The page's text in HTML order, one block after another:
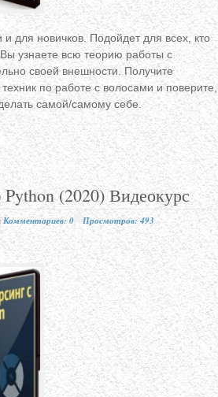
для новичков. Подойдет для всех, кто
узнаете всю теорию работы с
своей внешности. Получите
по работе с волосами и поверите,
самой/самому себе.
(2020) Видеокурс
Комментариев: 0 Просмотров: 493